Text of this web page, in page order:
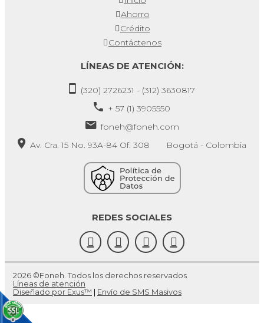
Ahorro
Crédito
Contáctenos
LÍNEAS DE ATENCIÓN:
(320) 2726231 - (312) 3630817
+ 57 (1) 3905550
foneh@foneh.com
Av. Cra. 15 No. 93A-84 Of. 308 Bogotá - Colombia
REDES SOCIALES
2026 ©Foneh. Todos los derechos reservados
Líneas de atención
Diseñado por Exus™ | Envío de SMS Masivos